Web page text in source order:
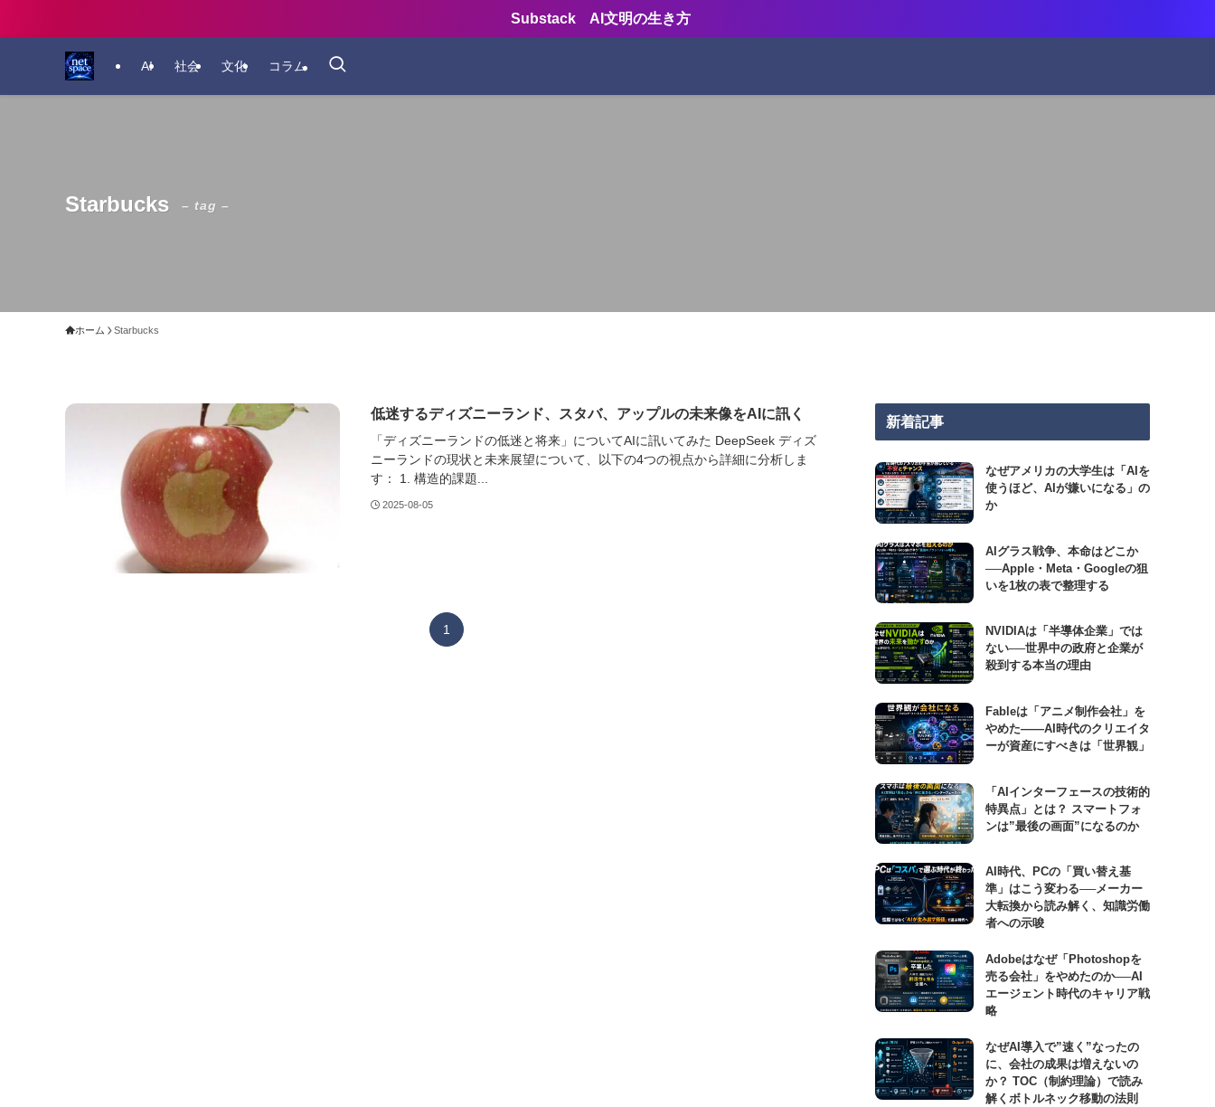
Substack AI文明の生き方
AI 社会 文化 コラム
Starbucks – tag –
ホーム Starbucks
低迷するディズニーランド、スタバ、アップルの未来像をAIに訊く
「ディズニーランドの低迷と将来」についてAIに訊いてみた DeepSeek ディズ
ニーランドの現状と未来展望について、以下の4つの視点から詳細に分析しま
す： 1. 構造的課題...
2025-08-05
1
新着記事
なぜアメリカの大学生は「AIを
使うほど、AIが嫌いになる」の
か
AIグラス戦争、本命はどこか
──Apple・Meta・Googleの狙
いを1枚の表で整理する
NVIDIAは「半導体企業」では
ない──世界中の政府と企業が
殺到する本当の理由
Fableは「アニメ制作会社」を
やめた――AI時代のクリエイタ
ーが資産にすべきは「世界観」
「AIインターフェースの技術的
特異点」とは？ スマートフォ
ンは”最後の画面”になるのか
AI時代、PCの「買い替え基
準」はこう変わる──メーカー
大転換から読み解く、知識労働
者への示唆
Adobeはなぜ「Photoshopを
売る会社」をやめたのか──AI
エージェント時代のキャリア戦
略
なぜAI導入で”速く”なったの
に、会社の成果は増えないの
か？ TOC（制約理論）で読み
解くボトルネック移動の法則